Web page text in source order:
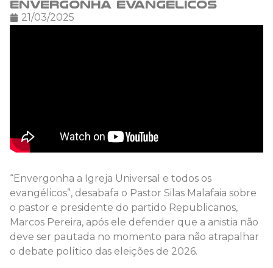
envergonha evangélicos
21/03/2025
“Envergonha a Igreja Universal e todos os
evangélicos”, desabafa o Pastor Silas Malafaia sobre
o pastor e presidente do partido Republicanos,
Marcos Pereira, após ele defender que a anistia não
deve ser pautada no momento para não atrapalhar
o debate político das eleições de 2026.